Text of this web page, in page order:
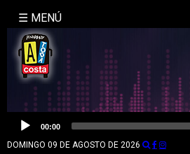
INICIO
NOSOTROS
LA
MOLE
☰ MENÚ
Reproductor
audio
00:00
DOMINGO 09 DE AGOSTO DE 2026